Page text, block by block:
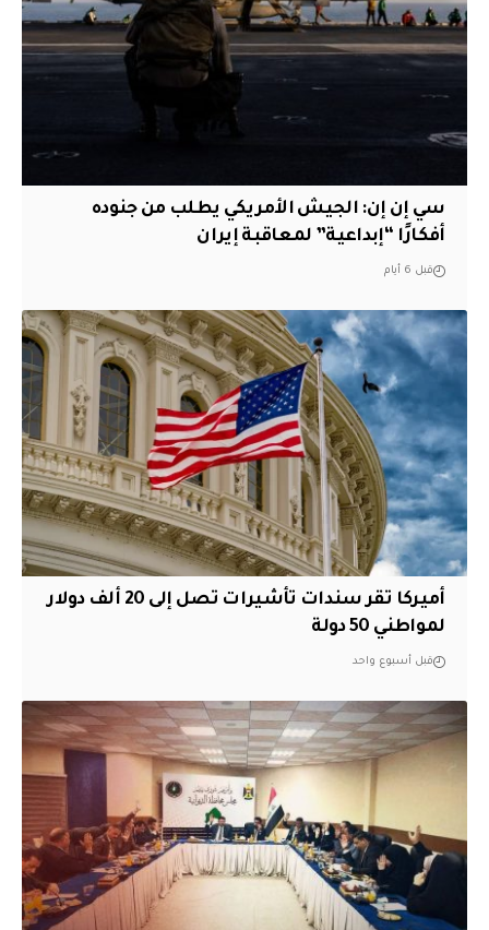
سي إن إن: الجيش الأمريكي يطلب من جنوده
أفكارًا “إبداعية” لمعاقبة إيران
قبل 6 أيام
أميركا تقر سندات تأشيرات تصل إلى 20 ألف دولار
لمواطني 50 دولة
قبل أسبوع واحد